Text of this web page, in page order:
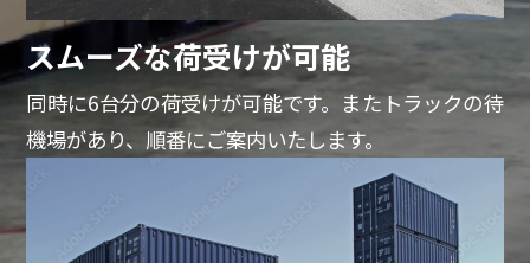
スムーズな荷受けが可能
同時に6台分の荷受けが可能です。またトラックの待
機場があり、順番にご案内いたします。